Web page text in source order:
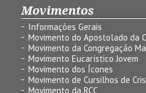
Movimentos
Informações Gerais
Movimento do Apostolado da
Movimento da Congregação
Movimento Eucarístico Jovem
Movimento dos Ícones
Movimento de Cursilhos de
Movimento da RCC